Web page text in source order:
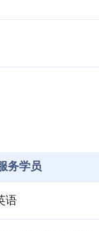
务学员
语